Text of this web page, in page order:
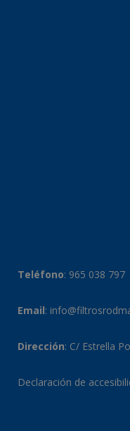
Teléfono: 965 038 797
Email:
Dirección: C/ Estrella
Declaración de